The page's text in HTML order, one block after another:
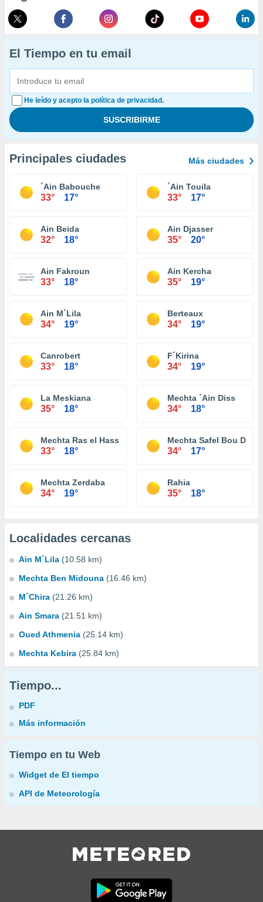
El Tiempo en tu email
He leído y acepto la política de privacidad.
Principales ciudades Más ciudades
´Ain Babouche
33° 17°
´Ain Touila
33° 17°
Ain Beida
32° 18°
Ain Djasser
35° 20°
Ain Fakroun
33° 18°
Ain Kercha
35° 19°
Ain M´Lila
34° 19°
Berteaux
34° 19°
Canrobert
33° 18°
F´Kirina
34° 19°
La Meskiana
35° 18°
Mechta ´Ain Diss
34° 18°
Mechta Ras el Hassi
33° 18°
Mechta Safel Bou
34° 17°
Mechta Zerdaba
34° 19°
Rahia
35° 18°
Localidades cercanas
Ain M´Lila (10.58 km)
Mechta Ben Midouna (16.46 km)
M´Chira (21.26 km)
Ain Smara (21.51 km)
Oued Athmenia (25.14 km)
Mechta Kebira (25.84 km)
Tiempo...
PDF
Más información
Tiempo en tu Web
Widget de El tiempo
API de Meteorología